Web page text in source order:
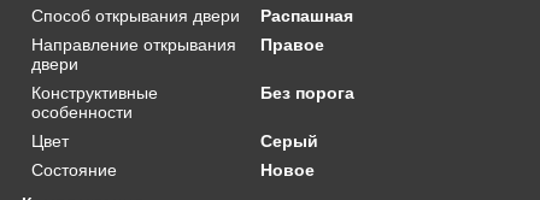
Способ открывания двери
Распашная
Направление открывания
двери
Правое
Конструктивные
особенности
Без порога
Цвет
Серый
Состояние
Новое